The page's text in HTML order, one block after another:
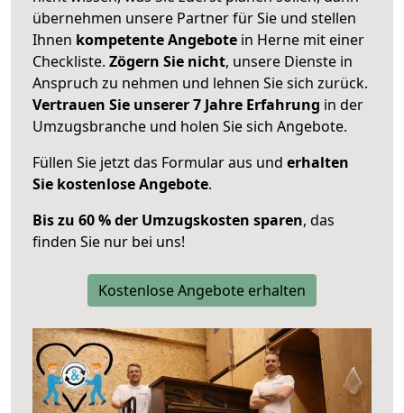
übernehmen unsere Partner für Sie und stellen
Ihnen kompetente Angebote in Herne mit einer
Checkliste. Zögern Sie nicht, unsere Dienste in
Anspruch zu nehmen und lehnen Sie sich zurück.
Vertrauen Sie unserer 7 Jahre Erfahrung in der
Umzugsbranche und holen Sie sich Angebote.
Füllen Sie jetzt das Formular aus und erhalten
Sie kostenlose Angebote.
Bis zu 60 % der Umzugskosten sparen, das
finden Sie nur bei uns!
Kostenlose Angebote erhalten